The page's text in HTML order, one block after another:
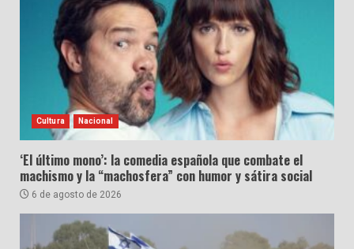
Cultura Nacional
‘El último mono’: la comedia española que combate el
machismo y la “machosfera” con humor y sátira social
6 de agosto de 2026